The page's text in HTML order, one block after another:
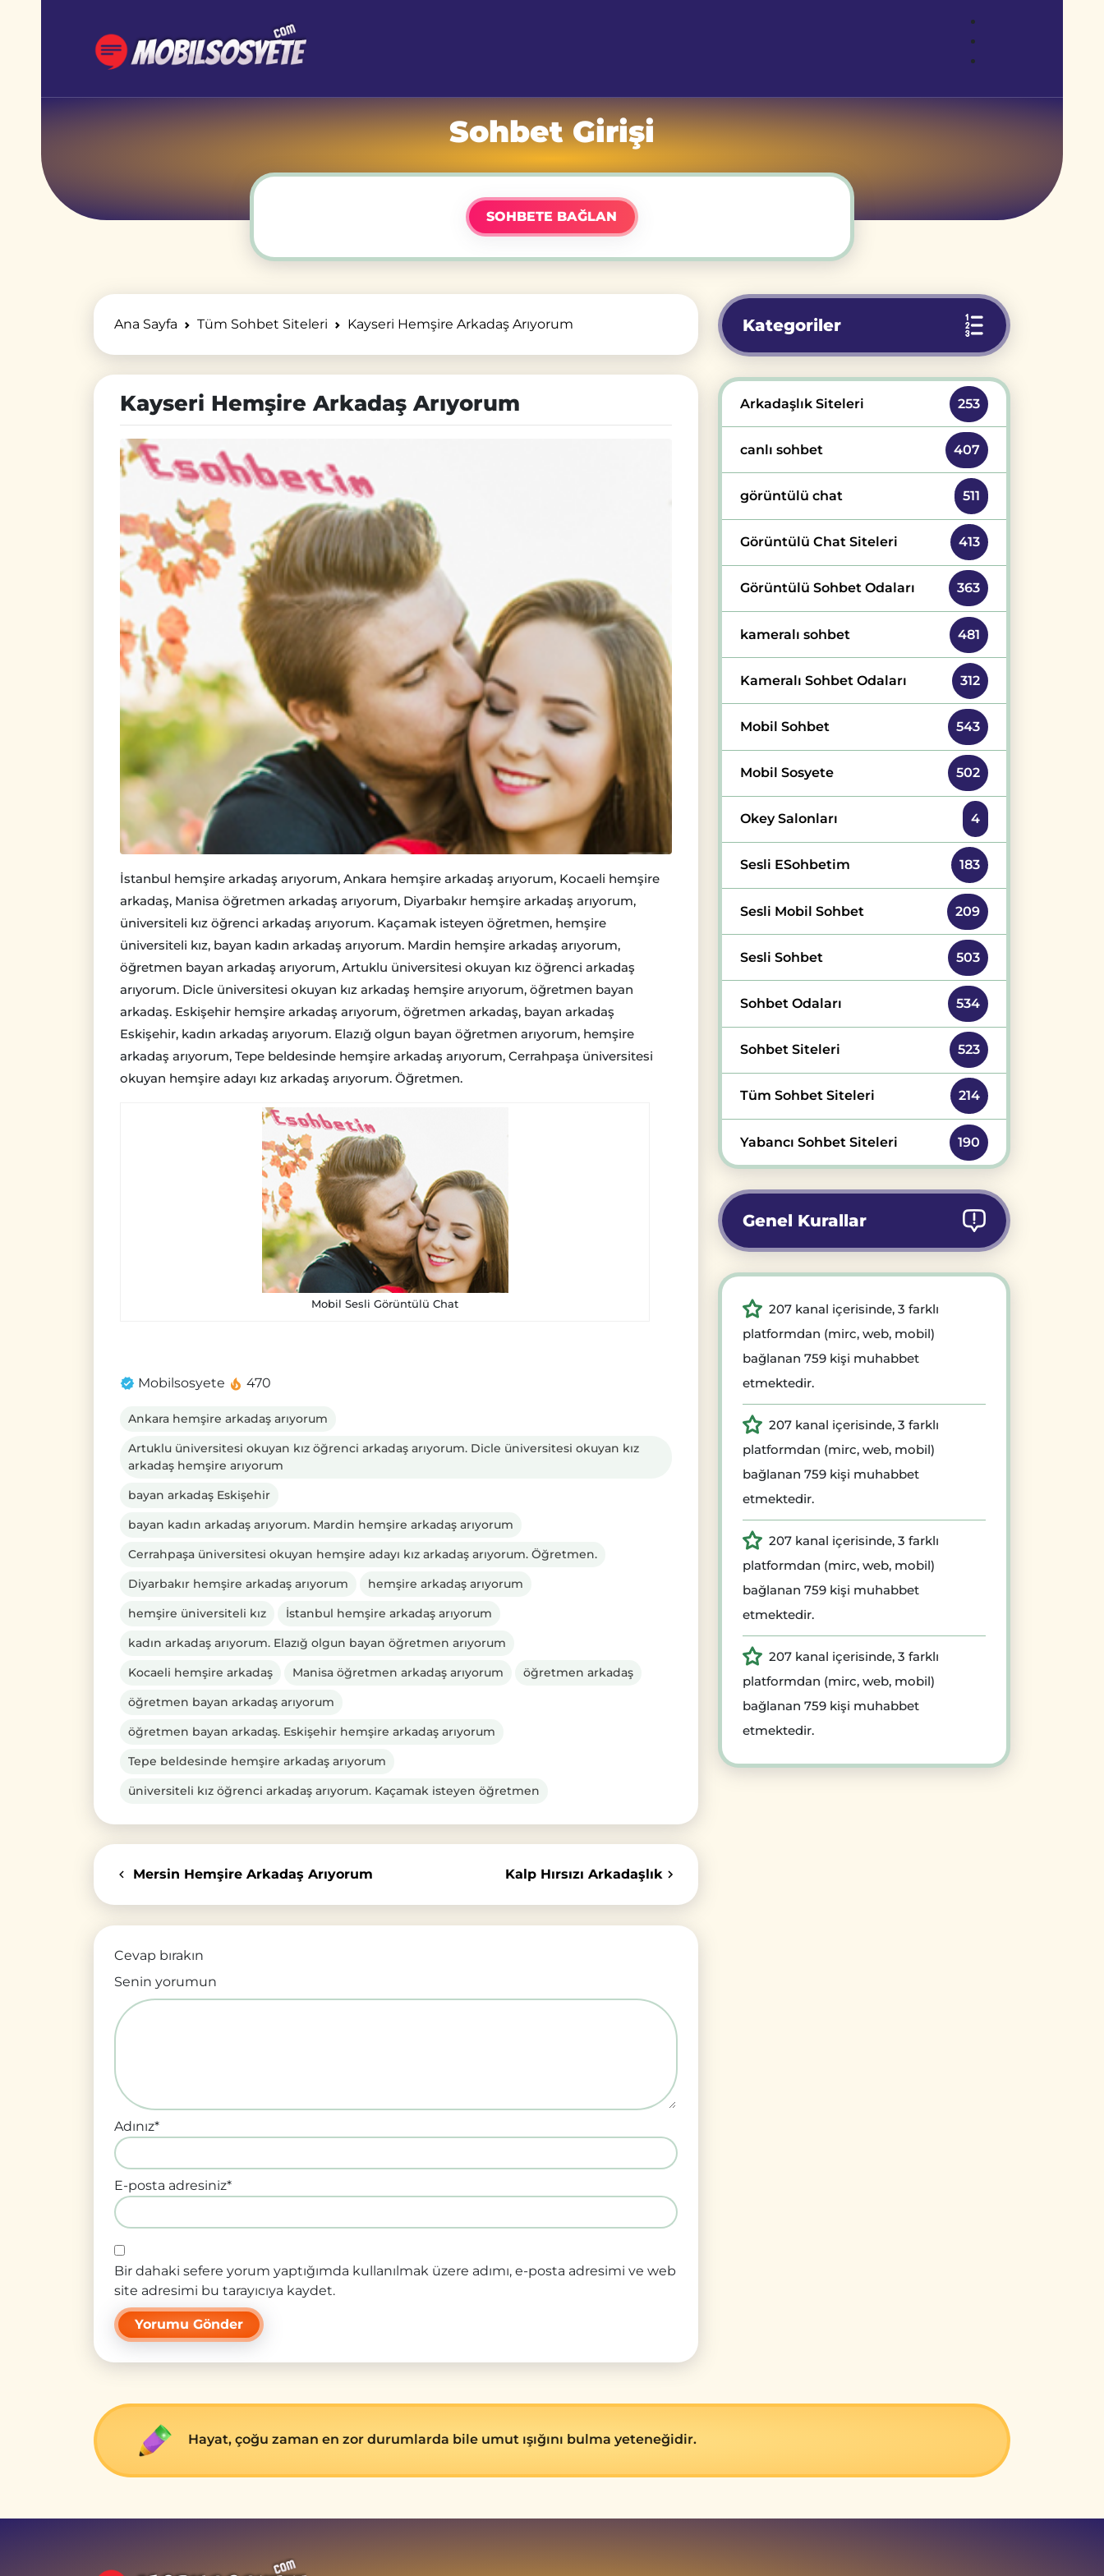
Sohbet Girişi
SOHBETE BAĞLAN
Ana Sayfa Tüm Sohbet Siteleri Kayseri Hemşire Arkadaş Arıyorum
Kayseri Hemşire Arkadaş Arıyorum
İstanbul hemşire arkadaş arıyorum, Ankara hemşire arkadaş arıyorum, Kocaeli hemşire
arkadaş, Manisa öğretmen arkadaş arıyorum, Diyarbakır hemşire arkadaş arıyorum,
üniversiteli kız öğrenci arkadaş arıyorum. Kaçamak isteyen öğretmen, hemşire
üniversiteli kız, bayan kadın arkadaş arıyorum. Mardin hemşire arkadaş arıyorum,
öğretmen bayan arkadaş arıyorum, Artuklu üniversitesi okuyan kız öğrenci arkadaş
arıyorum. Dicle üniversitesi okuyan kız arkadaş hemşire arıyorum, öğretmen bayan
arkadaş. Eskişehir hemşire arkadaş arıyorum, öğretmen arkadaş, bayan arkadaş
Eskişehir, kadın arkadaş arıyorum. Elazığ olgun bayan öğretmen arıyorum, hemşire
arkadaş arıyorum, Tepe beldesinde hemşire arkadaş arıyorum, Cerrahpaşa üniversitesi
okuyan hemşire adayı kız arkadaş arıyorum. Öğretmen.
Mobil Sesli Görüntülü Chat
Mobilsosyete 470
Ankara hemşire arkadaş arıyorum
Artuklu üniversitesi okuyan kız öğrenci arkadaş arıyorum. Dicle üniversitesi okuyan kız
arkadaş hemşire arıyorum
bayan arkadaş Eskişehir
bayan kadın arkadaş arıyorum. Mardin hemşire arkadaş arıyorum
Cerrahpaşa üniversitesi okuyan hemşire adayı kız arkadaş arıyorum. Öğretmen.
Diyarbakır hemşire arkadaş arıyorum
hemşire arkadaş arıyorum
hemşire üniversiteli kız
İstanbul hemşire arkadaş arıyorum
kadın arkadaş arıyorum. Elazığ olgun bayan öğretmen arıyorum
Kocaeli hemşire arkadaş
Manisa öğretmen arkadaş arıyorum
öğretmen arkadaş
öğretmen bayan arkadaş arıyorum
öğretmen bayan arkadaş. Eskişehir hemşire arkadaş arıyorum
Tepe beldesinde hemşire arkadaş arıyorum
üniversiteli kız öğrenci arkadaş arıyorum. Kaçamak isteyen öğretmen
Mersin Hemşire Arkadaş Arıyorum Kalp Hırsızı Arkadaşlık
Cevap bırakın
Senin yorumun
Adınız*
E-posta adresiniz*
Bir dahaki sefere yorum yaptığımda kullanılmak üzere adımı, e-posta adresimi ve web
site adresimi bu tarayıcıya kaydet.
Kategoriler
Arkadaşlık Siteleri 253
canlı sohbet 407
görüntülü chat 511
Görüntülü Chat Siteleri 413
Görüntülü Sohbet Odaları 363
kameralı sohbet 481
Kameralı Sohbet Odaları 312
Mobil Sohbet 543
Mobil Sosyete 502
Okey Salonları 4
Sesli ESohbetim 183
Sesli Mobil Sohbet 209
Sesli Sohbet 503
Sohbet Odaları 534
Sohbet Siteleri 523
Tüm Sohbet Siteleri 214
Yabancı Sohbet Siteleri 190
Genel Kurallar
207 kanal içerisinde, 3 farklı
platformdan (mirc, web, mobil)
bağlanan 759 kişi muhabbet
etmektedir.
207 kanal içerisinde, 3 farklı
platformdan (mirc, web, mobil)
bağlanan 759 kişi muhabbet
etmektedir.
207 kanal içerisinde, 3 farklı
platformdan (mirc, web, mobil)
bağlanan 759 kişi muhabbet
etmektedir.
207 kanal içerisinde, 3 farklı
platformdan (mirc, web, mobil)
bağlanan 759 kişi muhabbet
etmektedir.
Hayat, çoğu zaman en zor durumlarda bile umut ışığını bulma yeteneğidir.